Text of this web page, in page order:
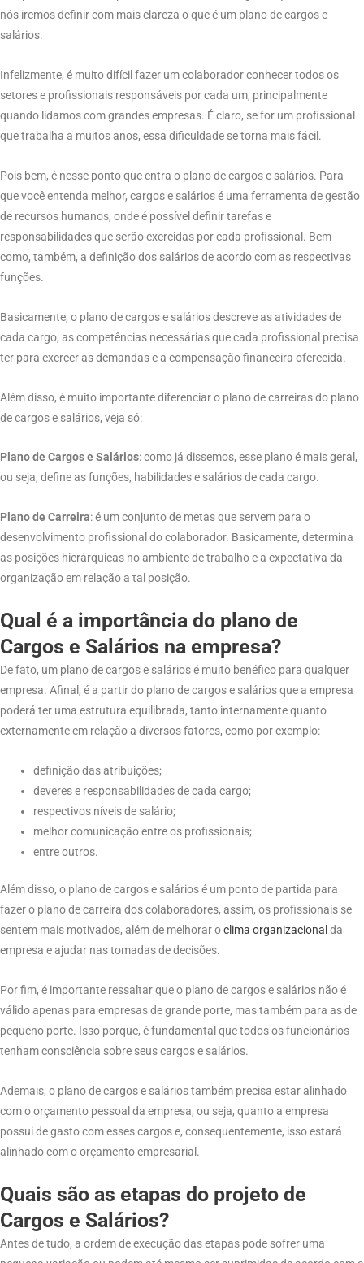
nós iremos definir com mais clareza o que é um plano de cargos e
salários.
Infelizmente, é muito difícil fazer um colaborador conhecer todos os
setores e profissionais responsáveis por cada um, principalmente
quando lidamos com grandes empresas. É claro, se for um profissional
que trabalha a muitos anos, essa dificuldade se torna mais fácil.
Pois bem, é nesse ponto que entra o plano de cargos e salários. Para
que você entenda melhor, cargos e salários é uma ferramenta de gestão
de recursos humanos, onde é possível definir tarefas e
responsabilidades que serão exercidas por cada profissional. Bem
como, também, a definição dos salários de acordo com as respectivas
funções.
Basicamente, o plano de cargos e salários descreve as atividades de
cada cargo, as competências necessárias que cada profissional precisa
ter para exercer as demandas e a compensação financeira oferecida.
Além disso, é muito importante diferenciar o plano de carreiras do plano
de cargos e salários, veja só:
Plano de Cargos e Salários: como já dissemos, esse plano é mais geral,
ou seja, define as funções, habilidades e salários de cada cargo.
Plano de Carreira: é um conjunto de metas que servem para o
desenvolvimento profissional do colaborador. Basicamente, determina
as posições hierárquicas no ambiente de trabalho e a expectativa da
organização em relação a tal posição.
Qual é a importância do plano de
Cargos e Salários na empresa?
De fato, um plano de cargos e salários é muito benéfico para qualquer
empresa. Afinal, é a partir do plano de cargos e salários que a empresa
poderá ter uma estrutura equilibrada, tanto internamente quanto
externamente em relação a diversos fatores, como por exemplo:
definição das atribuições;
deveres e responsabilidades de cada cargo;
respectivos níveis de salário;
melhor comunicação entre os profissionais;
entre outros.
Além disso, o plano de cargos e salários é um ponto de partida para
fazer o plano de carreira dos colaboradores, assim, os profissionais se
sentem mais motivados, além de melhorar oclima organizacional da
empresa e ajudar nas tomadas de decisões.
Por fim, é importante ressaltar que o plano de cargos e salários não é
válido apenas para empresas de grande porte, mas também para as de
pequeno porte. Isso porque, é fundamental que todos os funcionários
tenham consciência sobre seus cargos e salários.
Ademais, o plano de cargos e salários também precisa estar alinhado
com o orçamento pessoal da empresa, ou seja, quanto a empresa
possui de gasto com esses cargos e, consequentemente, isso estará
alinhado com o orçamento empresarial.
Quais são as etapas do projeto de
Cargos e Salários?
Antes de tudo, a ordem de execução das etapas pode sofrer uma